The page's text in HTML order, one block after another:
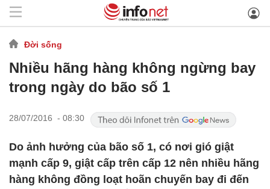
Đời sống
Nhiều hãng hàng không ngừng bay
trong ngày do bão số 1
28/07/2016 - 08:30
Do ảnh hưởng của bão số 1, có nơi gió giật
mạnh cấp 9, giật cấp trên cấp 12 nên nhiều hãng
hàng không đồng loạt hoãn chuyến bay đi đến